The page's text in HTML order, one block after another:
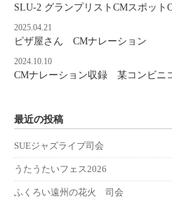
SLU-2 グランプリストCMスポット
2025.04.21
ピザ屋さん CMナレーション
2024.10.10
CMナレーション収録 某コンビニ
最近の投稿
SUEジャズライブ司会
うたうたいフェス2026
ふくろい遠州の花火 司会